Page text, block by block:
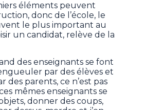
éléments peuvent
donc de l’école, le
le plus important au
un candidat, relève de la
des enseignants se font
par des élèves et
des parents, ce n’est pas
mêmes enseignants se
donner des coups,